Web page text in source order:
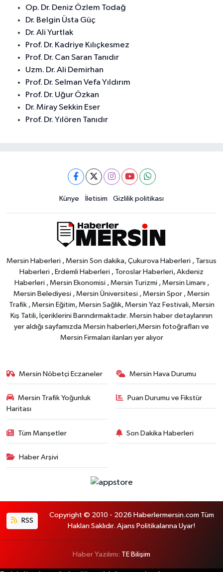
Op. Dr. Deniz Özlem Todağ
Dr. Belgin Üsta Güç
Dr. Ali Yurtlak
Prof. Dr. Kadriye Kılıçkesmez
Prof. Dr. Can Saran Tanıdır
Uzm. Dr. Ali Demirhan
Prof. Dr. Selman Vefa Yıldırım
Prof. Dr. Uğur Özkan
Dr. Miray Sekkin Eser
Prof. Dr. Yılören Tanıdır
Künye İletisim Gizlilik politikası
Mersin Haberleri , Mersin Son dakika, Çukurova Haberleri , Tarsus
Haberleri , Erdemli Haberleri , Toroslar Haberleri, Akdeniz
Haberleri , Mersin Ekonomisi , Mersin Turizmi , Mersin Limanı ,
Mersin Belediyesi , Mersin Üniversitesi , Mersin Spor , Mersin
Trafik , Mersin Eğitim, Mersin Sağlık, Mersin Yaz Festivali, Mersin
Kış Tatili, İçeriklerini Barındırmaktadır. Mersin haber detaylarının
yer aldığı sayfamızda Mersin haberleri,Mersin fotoğrafları ve
Mersin Firmaları ilanları yer alıyor
Mersin Nöbetçi Eczaneler Mersin Hava Durumu
Mersin Trafik Yoğunluk
Haritası
Puan Durumu ve Fikstür
Tüm Manşetler Son Dakika Haberleri
Haber Arşivi
RSS
Copyright © 2010 - 2026 Haberlermersin.com Tüm
Hakları Saklıdır. Ajans Politikalarına Uyar!
Haber Yazılımı: TE Bilişim